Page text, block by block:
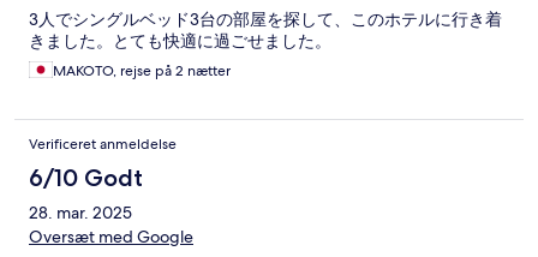
3人でシングルベッド3台の部屋を探して、このホテルに行き着
きました。とても快適に過ごせました。
MAKOTO, rejse på 2 nætter
Verificeret anmeldelse
6/10 Godt
28. mar. 2025
Oversæt med Google